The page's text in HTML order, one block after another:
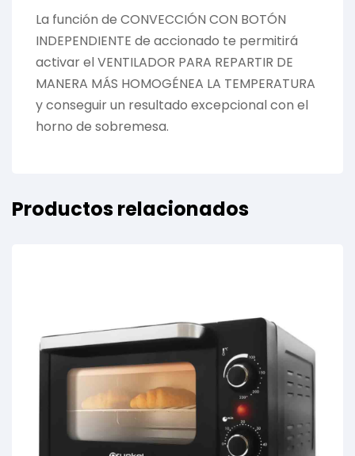
La función de CONVECCIÓN CON BOTÓN
INDEPENDIENTE de accionado te permitirá
activar el VENTILADOR PARA REPARTIR DE
MANERA MÁS HOMOGÉNEA LA TEMPERATURA
y conseguir un resultado excepcional con el
horno de sobremesa.
Productos relacionados